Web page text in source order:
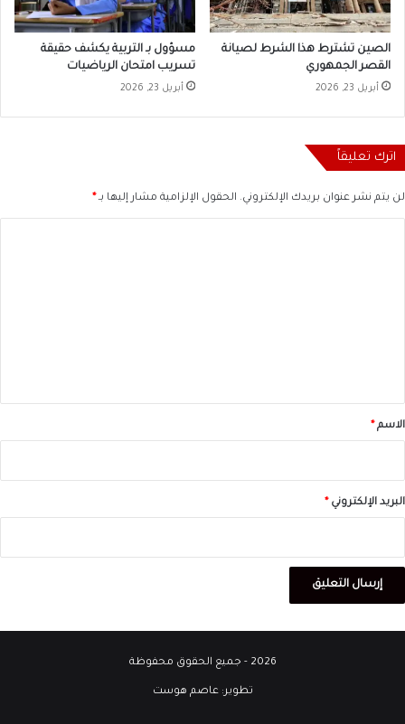
الصين تشترط هذا الشرط لصيانة
القصر الجمهوري
أبريل 23, 2026
مسؤول بـ التربية يكشف حقيقة
تسريب امتحان الرياضيات
أبريل 23, 2026
اترك تعليقاً
لن يتم نشر عنوان بريدك الإلكتروني. الحقول الإلزامية مشار إليها بـ*
*الاسم*
البريد الإلكتروني*
2026 - جميع الحقوق محفوظة
تطوير:عاصم هوست